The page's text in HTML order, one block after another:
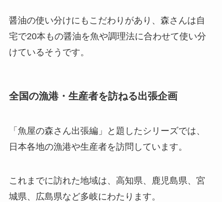
醤油の使い分けにもこだわりがあり、森さんは自
宅で20本もの醤油を魚や調理法に合わせて使い分
けているそうです。
全国の漁港・生産者を訪ねる出張企画
「魚屋の森さん出張編」と題したシリーズでは、
日本各地の漁港や生産者を訪問しています。
これまでに訪れた地域は、高知県、鹿児島県、宮
城県、広島県など多岐にわたります。